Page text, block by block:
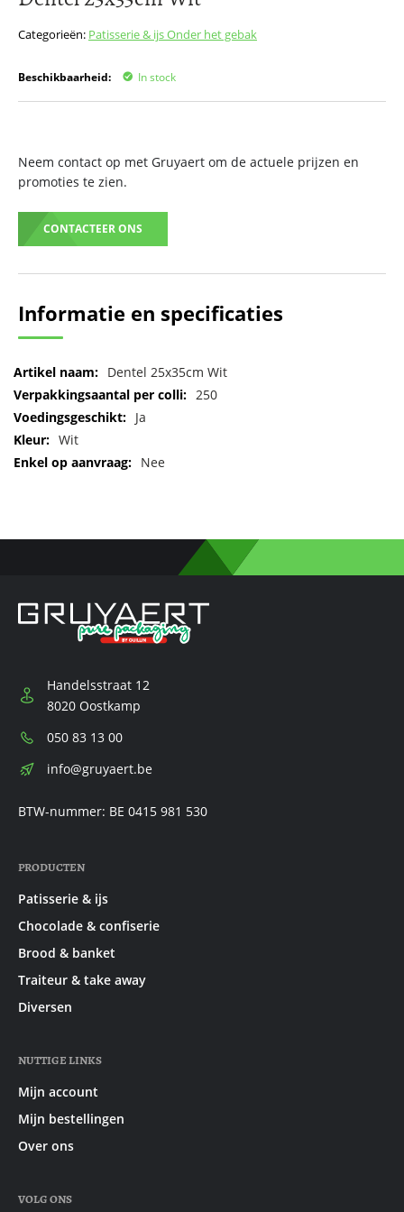
Categorieën: Patisserie & ijsOnder het gebak
Beschikbaarheid: In stock
Neem contact op met Gruyaert om de actuele prijzen en
promoties te zien.
CONTACTEER ONS
begin
afbeeldingen-
gallerij
Informatie en specificaties
Meer
informatie
Dentel 25x35cm Wit
250
Ja
Wit
Nee
Handelsstraat 12
8020 Oostkamp
Telefoon:
050 83 13 00
E-
info@gruyaert.be
BTW-nummer: BE 0415 981 530
PRODUCTEN
Patisserie & ijs
Chocolade & confiserie
Brood & banket
Traiteur & take away
Diversen
NUTTIGE LINKS
Mijn account
Mijn bestellingen
Over ons
VOLG ONS